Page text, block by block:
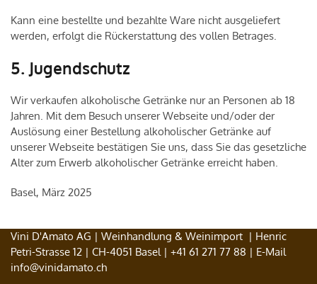
Kann eine bestellte und bezahlte Ware nicht ausgeliefert
werden, erfolgt die Rückerstattung des vollen Betrages.
5. Jugendschutz
Wir verkaufen alkoholische Getränke nur an Personen ab 18
Jahren. Mit dem Besuch unserer Webseite und/oder der
Auslösung einer Bestellung alkoholischer Getränke auf
unserer Webseite bestätigen Sie uns, dass Sie das gesetzliche
Alter zum Erwerb alkoholischer Getränke erreicht haben.
Basel, März 2025
Vini D'Amato AG | Weinhandlung & Weinimport | Henric
Petri-Strasse 12 | CH-4051 Basel | +41 61 271 77 88 | E-Mail
info@vinidamato.ch